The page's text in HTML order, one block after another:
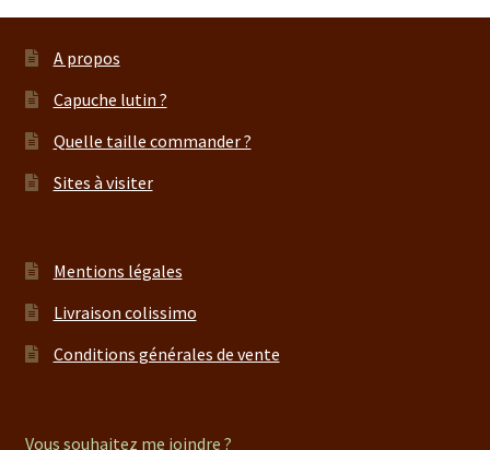
A propos
Capuche lutin ?
Quelle taille commander ?
Sites à visiter
Mentions légales
Livraison colissimo
Conditions générales de vente
Vous souhaitez me joindre ?